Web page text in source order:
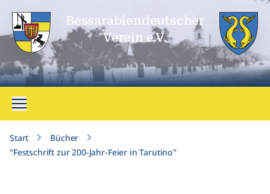
Bessarabien­deutscher
Verein e.V.
Menü öffnen
Start
Bücher
"Festschrift zur 200-Jahr-Feier in Tarutino"